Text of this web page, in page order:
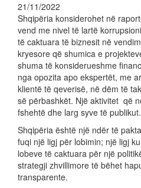
21/11/2022
Shqipëria konsiderohet në
vend me nivel të lartë
të caktuara të biznesit në
kryesore që shumica e
shuma të konsiderueshme
nga opozita apo ekspertët, me
klientë të qeverisë, në dëm të
së përbashkët. Një aktivitet që
fshehtë dhe larg syve të publikut.
Shqipëria është një ndër të
fuqi një ligj për lobimin; një ligj
lobeve të caktuara për një
strategji zhvillimore të bëhet
transparente.